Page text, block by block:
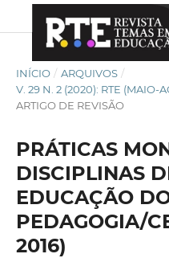
INÍCIO / ARQUIVOS /
V. 29 N. 2 (2020): RTE (MAIO-
ARTIGO DE REVISÃO
PRÁTICAS
DISCIPLINAS
EDUCAÇÃO
PEDAGOGIA/
2016)